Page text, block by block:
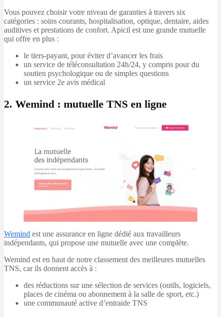
Vous pouvez choisir votre niveau de garanties à travers six
catégories : soins courants, hospitalisation, optique, dentaire, aides
auditives et prestations de confort. Apicil est une grande mutuelle
qui offre en plus :
le tiers-payant, pour éviter d’avancer les frais
un service de téléconsultation 24h/24, y compris pour du
soutien psychologique ou de simples questions
un service 2e avis médical
2. Wemind : mutuelle TNS en ligne
Wemind est une assurance en ligne dédié aux travailleurs
indépendants, qui propose une mutuelle avec une complète.
Wemind est en haut de notre classement des meilleures mutuelles
TNS, car ils donnent accès à :
des réductions sur une sélection de services (outils, logiciels,
places de cinéma ou abonnement à la salle de sport, etc.)
une communauté active d’entraide TNS